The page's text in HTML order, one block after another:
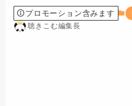
プロモーション含みます
聴きこむ編集長